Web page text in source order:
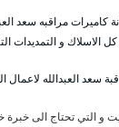
مراقبه سعد
الاسلاك و التمديدات
سعد العبدالله
و التي تحتاج الى